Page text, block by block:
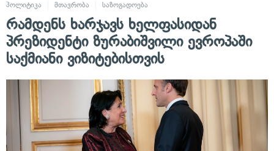
პოლიტიკა
მთავრობა საზოგადოება
რამდენს ხარჯავს ხელფასიდან
პრეზიდენტი ზურაბიშვილი ევროპაში
საქმიანი ვიზიტებისთვის